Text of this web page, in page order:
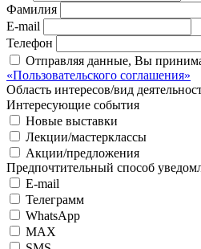
Фамилия
E-mail
Телефон
Отправляя данные, Вы
«Пользовательского соглашения»
Область интересов/вид
Интересующие события
Новые выставки
Лекции/мастерклассы
Акции/предложения
Предпочтительный способ
E-mail
Телеграмм
WhatsApp
MAX